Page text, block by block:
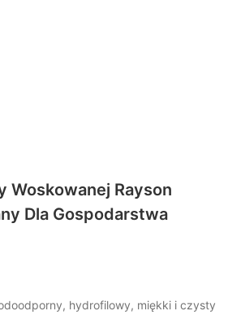
Woskowanej Rayson
Dla Gospodarstwa
hydrofilowy, miękki i czysty